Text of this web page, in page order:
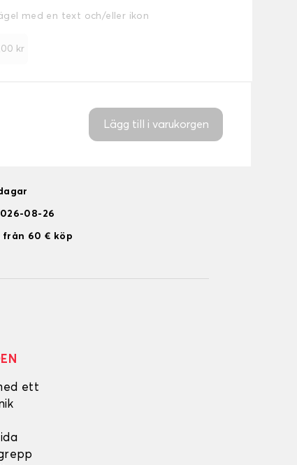
med en text och/eller ikon
kr
Lägg till i varukorgen
08-26
60 € köp
ett